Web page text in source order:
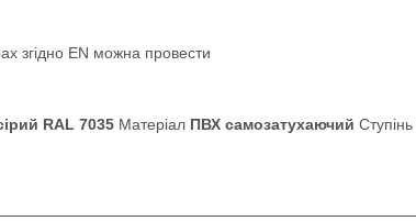
згідно EN можна провести
RAL 7035 Матеріал ПВХ самозатухаючий